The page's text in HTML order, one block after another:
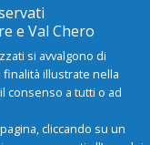
e Val Chero
Policy
si avvalgono di
illustrate nella
consenso a tutti o ad
cliccando su un